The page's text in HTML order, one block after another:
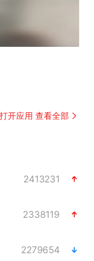
打开应用 查看全部
2413231
2338119
2279654